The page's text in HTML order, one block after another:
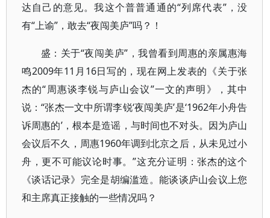
达自己的意见。我这个普普通通的“列席代表”，没
有“上谕”，敢去“夜闯美庐”吗？！
盛：关于“夜闯美庐”，我曾看到周惠的亲属惠海
鸣2009年11月16日写的，现在网上发表的《关于张
杰的“周惠谈李锐与庐山会议”一文的声明》，其中
说：“张杰一文中所谓李锐‘夜闯美庐’是‘1962年小舟告
诉周惠的’，根本是造谣，与时间也不对头。因为庐山
会议后不久，周惠1960年调到北京之后，从未见过小
舟，更不可能议论时事。”这充分证明：张杰的这个
《谈话记录》完全是胡编滥造。能谈谈庐山会议上您
和主席真正接触的一些情况吗？